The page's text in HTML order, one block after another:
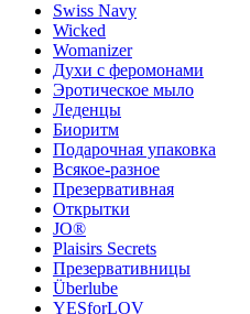
Swiss Navy
Wicked
Womanizer
Духи с феромонами
Эротическое мыло
Леденцы
Биоритм
Подарочная упаковка
Всякое-разное
Презервативная
Открытки
JO®
Plaisirs Secrets
Презервативницы
Überlube
YESforLOV